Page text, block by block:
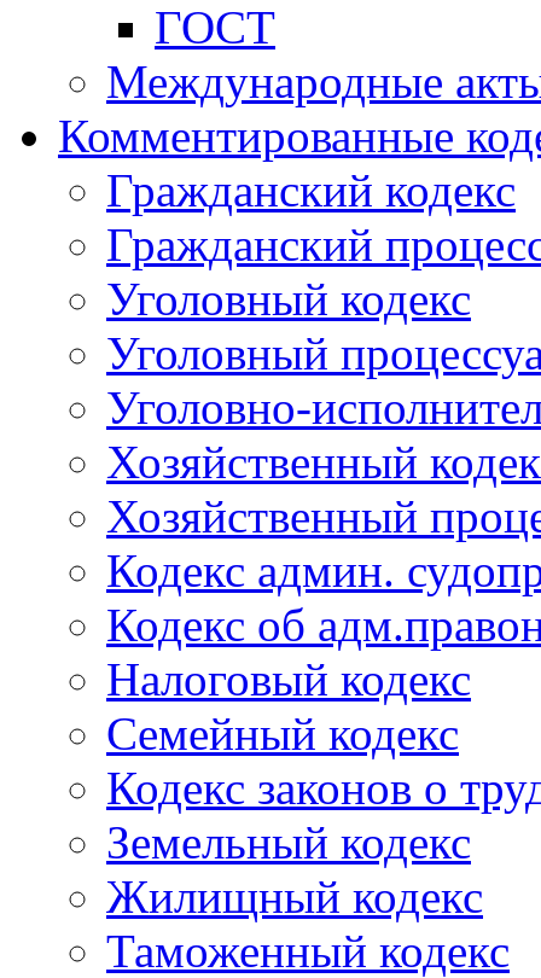
ГОСТ
Международные
Комментированные
Гражданский кодекс
Гражданский
Уголовный кодекс
Уголовный
Уголовно-
Хозяйственный
Хозяйственный
Кодекс админ.
Кодекс об
Налоговый кодекс
Семейный кодекс
Кодекс законов о
Земельный кодекс
Жилищный кодекс
Таможенный кодекс